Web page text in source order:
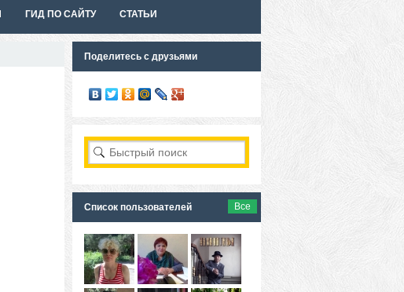
ГИД ПО САЙТУ СТАТЬИ
Поделитесь с друзьями
Список пользователей Все